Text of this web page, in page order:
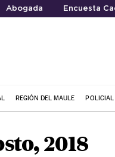
Abogada Encuesta
REGIÓN DEL MAULE POLICIAL
2018